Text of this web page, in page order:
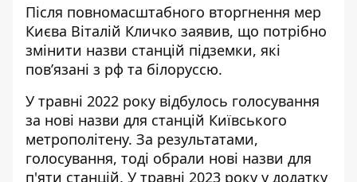
Після повномасштабного вторгнення мер
Києва Віталій Кличко заявив, що потрібно
змінити назви станцій підземки, які
пов’язані з рф та білоруссю.
У травні 2022 року відбулось голосування
за нові назви для станцій Київського
метрополітену. За результатами,
голосування, тоді обрали нові назви для
п'яти станцій. У травні 2023 року у додатку